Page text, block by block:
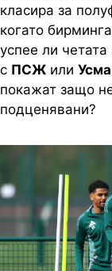
класира за
когато
успее ли четата
с ПСЖ или
покажат защо
подценявани?